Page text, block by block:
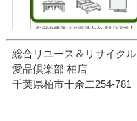
総合リユース＆リサイクル
愛品倶楽部 柏店
千葉県柏市十余二254-781